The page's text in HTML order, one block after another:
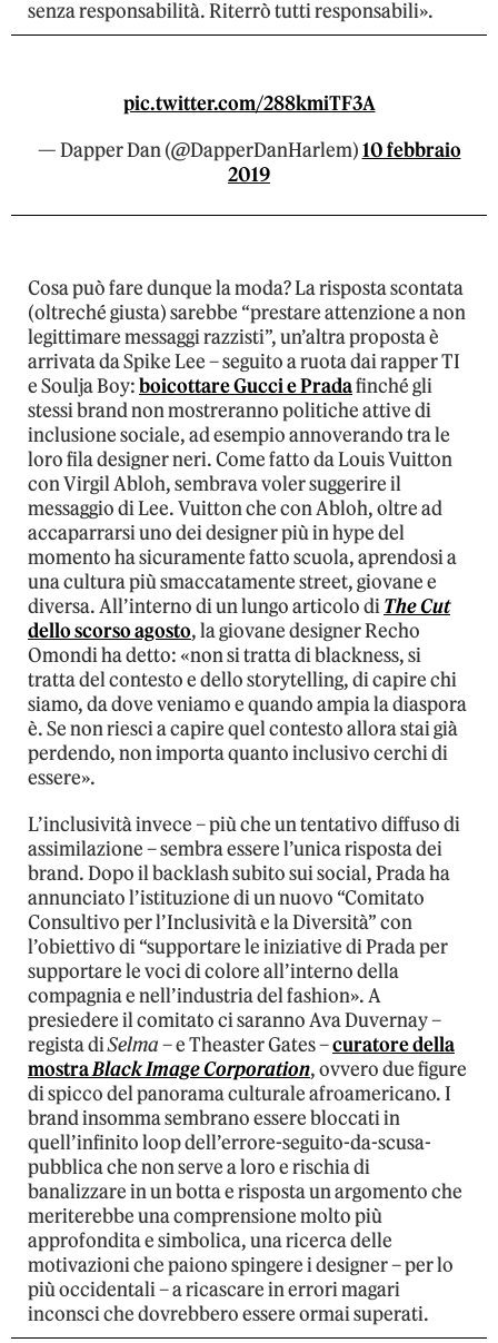
senza responsabilità. Riterrò tutti responsabili».
pic.twitter.com/288kmiTF3A
— Dapper Dan (@DapperDanHarlem)10 febbraio
2019
Cosa può fare dunque la moda? La risposta scontata
(oltreché giusta) sarebbe “prestare attenzione a non
legittimare messaggi razzisti”, un’altra proposta è
arrivata da Spike Lee – seguito a ruota dai rapper TI
e Soulja Boy:boicottare Gucci e Pradafinché gli
stessi brand non mostreranno politiche attive di
inclusione sociale, ad esempio annoverando tra le
loro fila designer neri. Come fatto da Louis Vuitton
con Virgil Abloh, sembrava voler suggerire il
messaggio di Lee. Vuitton che con Abloh, oltre ad
accaparrarsi uno dei designer più in hype del
momento ha sicuramente fatto scuola, aprendosi a
una cultura più smaccatamente street, giovane e
diversa. All’interno di un lungo articolo diThe Cut
dello scorso agosto, la giovane designer Recho
Omondi ha detto: «non si tratta di blackness, si
tratta del contesto e dello storytelling, di capire chi
siamo, da dove veniamo e quando ampia la diaspora
è. Se non riesci a capire quel contesto allora stai già
perdendo, non importa quanto inclusivo cerchi di
essere».
L’inclusività invece – più che un tentativo diffuso di
assimilazione – sembra essere l’unica risposta dei
brand. Dopo il backlash subito sui social, Prada ha
annunciato l’istituzione di un nuovo “Comitato
Consultivo per l’Inclusività e la Diversità” con
l’obiettivo di “supportare le iniziative di Prada per
supportare le voci di colore all’interno della
compagnia e nell’industria del fashion». A
presiedere il comitato ci saranno Ava Duvernay –
regista diSelma– e Theaster Gates –curatore della
mostraBlack Image Corporation, ovvero due figure
di spicco del panorama culturale afroamericano. I
brand insomma sembrano essere bloccati in
quell’infinito loop dell’errore-seguito-da-scusa-
pubblica che non serve a loro e rischia di
banalizzare in un botta e risposta un argomento che
meriterebbe una comprensione molto più
approfondita e simbolica, una ricerca delle
motivazioni che paiono spingere i designer – per lo
più occidentali – a ricascare in errori magari
inconsci che dovrebbero essere ormai superati.